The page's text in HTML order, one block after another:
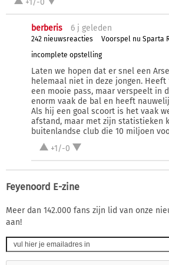
+1/-0
berberis 6 j geleden
242 nieuwsreacties
Voorspel nu Sparta
incomplete opstelling
Laten we hopen dat er snel een
helemaal niet in deze jongen. Heeft
een mooie pass, maar verspeelt in
enorm vaak de bal en heeft
Als hij een goal scoort is het vaak
afstand, maar met zijn statistieken
buitenlandse club die 10 miljoen
+1/-0
Feyenoord E-zine
Meer dan 142.000 fans zijn lid van onze
aan!